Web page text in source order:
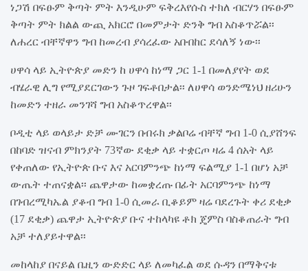
ነጋሽ በፍፁም ቅጣት ምት እንዲሁም ፍቅረእየሱስ ተክለ ብርሃን በፍፁም
ቅጣት ምት ክልል ውጪ አክርሮ በመምታት ድንቅ ግብ አስቆጥሯል፡፡
ለሐረር ብቸኛዋን ግብ ከመረብ ያሳረፈው አቡበከር ደሳለኝ ነው፡፡
ሀዋሳ ላይ ኢትዮጵያ መድን ከ ሀዋሳ ከነማ ጋር 1-1 በመለያየት ወደ
ብሄራዊ ሊግ የሚያደርገውን ጉዞ ገፍቶበታል፡፡ ለሀዋሳ ወንድሜነህ ዘሪሁን
ከመድን ተዘራ መንገሻ ግብ አስቆጥረዋል፡፡
ቦዲቲ ላይ ወላይታ ድቻ ሙገርን በብሩክ ቃልቦሬ ብቸኛ ግብ 1-0 ሲያሸንፍ
በከባድ ዝናብ ምክንያት 73ኛው ደቂቃ ላይ ተቋርጦ ዛሬ 4 ሰአት ላይ
የቀጠለው የኢትዮጵ ቡና እና አርባምንጭ ከነማ ፍልሚያ 1-1 በሆነ አቻ
ውጤት ተጠናቋል፡፡ ጨዋታው ከመቋረጡ በፊት አርባምንጭ ከነማ
በገብረሚካኤል ያቆብ ግብ 1-0 ሲመራ ቢቆይም ዛሬ ባደረጉት ቀሪ ደቂቃ
(17 ደቂቃ) ጨዋታ ኢትዮጵያ ቡና ተከላካዩ ቶክ ጄምስ ባስቆጠራት ግብ
አቻ ተለያይተዋል፡፡
መከላከያ በናይል ቤዚን ውድድር ላይ ለመካፈል ወደ ሱዳን በማቅናቱ